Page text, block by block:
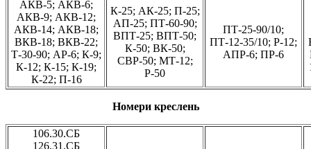
АКВ-5; АКВ-6;
АКВ-9; АКВ-12;
АКВ-14; АКВ-18;
ВКВ-18; ВКВ-22;
Т-30-90; АР-6; К-9;
К-12; К-15; К-19;
К-22; П-16
К-25; АК-25; П-25;
АП-25; ПТ-60-90;
ВПТ-25; ВПТ-50;
К-50; ВК-50;
СВР-50; МТ-12;
Р-50
ПТ-25-90/10;
ПТ-12-35/10; Р-12;
АПР-6; ПР-6
Номери креслень
106.30.СБ
126.31.СБ